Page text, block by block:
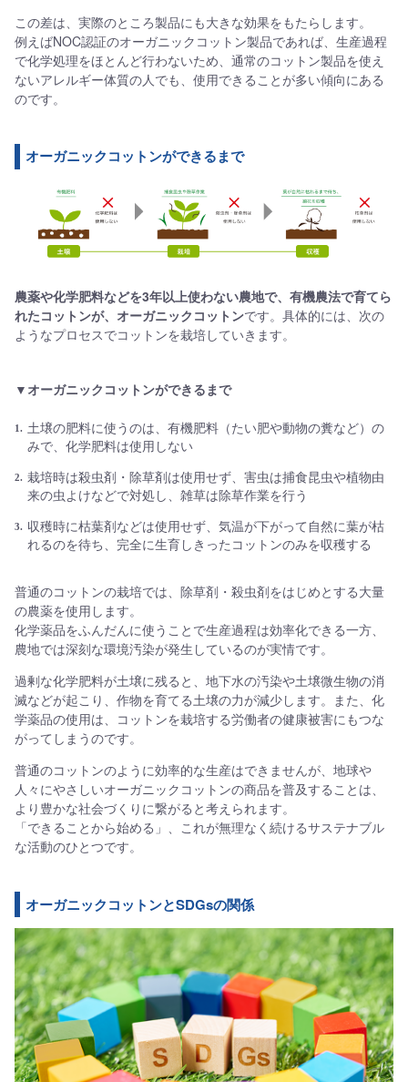
この差は、実際のところ製品にも大きな効果をもたらします。
例えばNOC認証のオーガニックコットン製品であれば、生産過程
で化学処理をほとんど行わないため、通常のコットン製品を使え
ないアレルギー体質の人でも、使用できることが多い傾向にある
のです。
オーガニックコットンができるまで
農薬や化学肥料などを3年以上使わない農地で、有機農法で育てら
れたコットンが、オーガニックコットンです。具体的には、次の
ようなプロセスでコットンを栽培していきます。
▼オーガニックコットンができるまで
土壌の肥料に使うのは、有機肥料（たい肥や動物の糞など）の
みで、化学肥料は使用しない
栽培時は殺虫剤・除草剤は使用せず、害虫は捕食昆虫や植物由
来の虫よけなどで対処し、雑草は除草作業を行う
収穫時に枯葉剤などは使用せず、気温が下がって自然に葉が枯
れるのを待ち、完全に生育しきったコットンのみを収穫する
普通のコットンの栽培では、除草剤・殺虫剤をはじめとする大量
の農薬を使用します。
化学薬品をふんだんに使うことで生産過程は効率化できる一方、
農地では深刻な環境汚染が発生しているのが実情です。
過剰な化学肥料が土壌に残ると、地下水の汚染や土壌微生物の消
滅などが起こり、作物を育てる土壌の力が減少します。また、化
学薬品の使用は、コットンを栽培する労働者の健康被害にもつな
がってしまうのです。
普通のコットンのように効率的な生産はできませんが、地球や
人々にやさしいオーガニックコットンの商品を普及することは、
より豊かな社会づくりに繋がると考えられます。
「できることから始める」、これが無理なく続けるサステナブル
な活動のひとつです。
オーガニックコットンとSDGsの関係